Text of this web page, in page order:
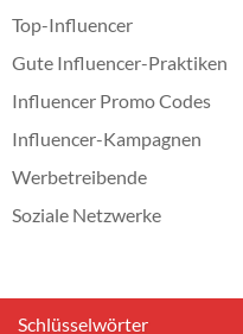
Top-Influencer
Gute Influencer-Praktiken
Influencer Promo Codes
Influencer-Kampagnen
Werbetreibende
Soziale Netzwerke
Schlüsselwörter